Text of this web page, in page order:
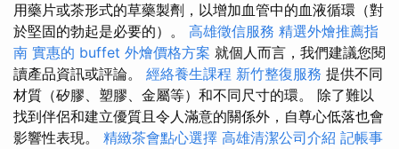
用藥片或茶形式的草藥製劑，以增加血管中的血液循環（對
於堅固的勃起是必要的）。 高雄徵信服務 精選外燴推薦指
南 實惠的 buffet 外燴價格方案 就個人而言，我們建議您閱
讀產品資訊或評論。 經絡養生課程 新竹整復服務 提供不同
材質（矽膠、塑膠、金屬等）和不同尺寸的環。 除了難以
找到伴侶和建立優質且令人滿意的關係外，自尊心低落也會
影響性表現。 精緻茶會點心選擇 高雄清潔公司介紹 記帳事